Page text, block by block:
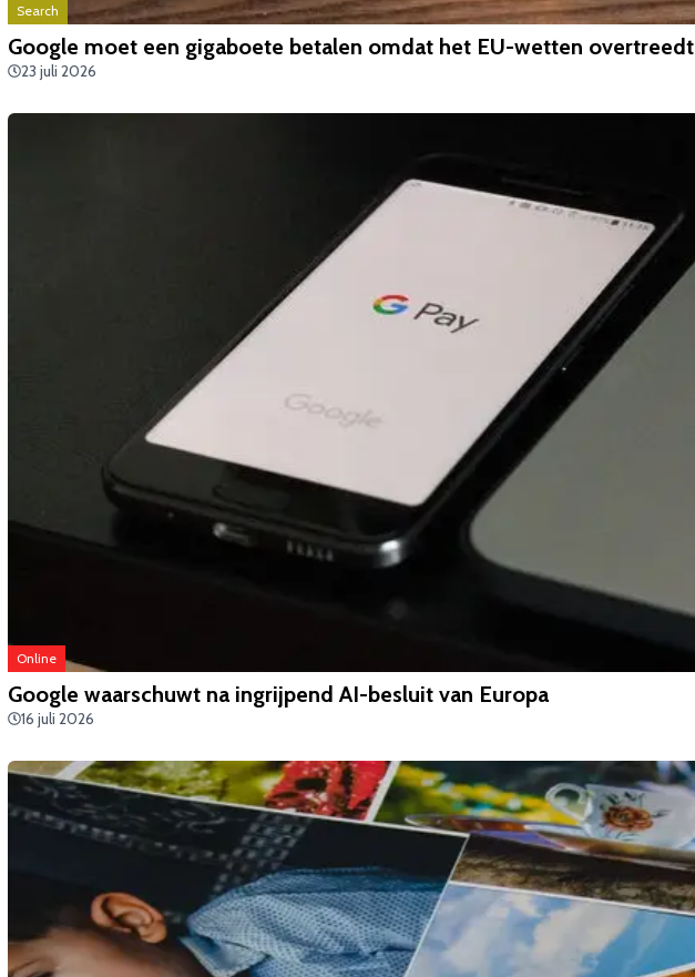
Search
Google moet een gigaboete betalen omdat het EU-wetten overtreedt
23 juli 2026
Online
Google waarschuwt na ingrijpend AI-besluit van Europa
16 juli 2026